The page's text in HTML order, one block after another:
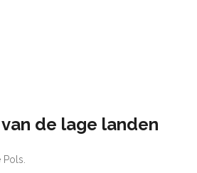
de lage landen